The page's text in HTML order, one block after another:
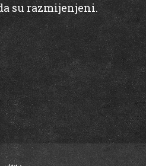
su razmijenjeni.